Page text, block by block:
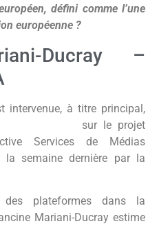
défini comme l’une
européenne ?
Ducray –
intervenue, à titre principal,
sur le projet
Services de Médias
la semaine dernière par la
des plateformes dans la
Mariani-Ducray estime